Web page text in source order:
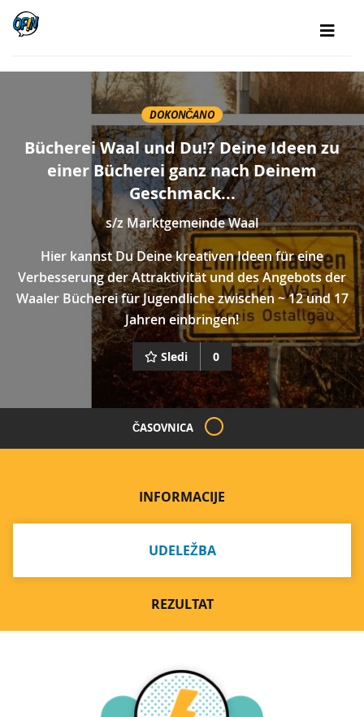
DOKONČANO
Bücherei Waal und Du!? Deine Ideen zu
einer Bücherei ganz nach Deinem
Geschmack...
s/zMarktgemeinde Waal
Hier kannst Du Deine kreativen Ideen für eine
Verbesserung der Attraktivität und des Angebots der
Waaler Bücherei für Jugendliche zwischen ~ 12 und 17
Jahren einbringen!
Sledi 0
ČASOVNICA
INFORMACIJE
UDELEŽBA
REZULTAT